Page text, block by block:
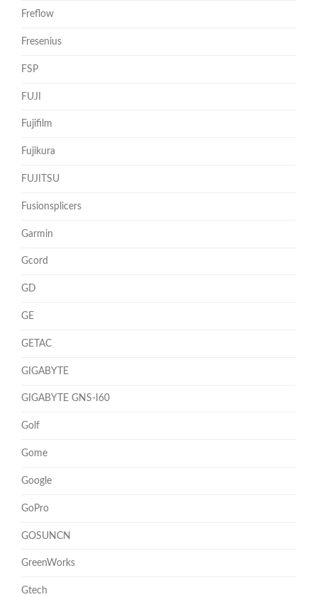
Freflow
Fresenius
FSP
FUJI
Fujifilm
Fujikura
FUJITSU
Fusionsplicers
Garmin
Gcord
GD
GE
GETAC
GIGABYTE
GIGABYTE GNS-I60
Golf
Gome
Google
GoPro
GOSUNCN
GreenWorks
Gtech